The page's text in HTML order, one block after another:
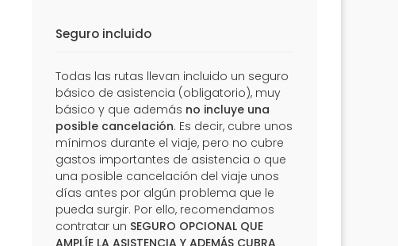
Seguro incluido
Todas las rutas llevan incluido un seguro
básico de asistencia (obligatorio), muy
básico y que además no incluye una
posible cancelación. Es decir, cubre unos
mínimos durante el viaje, pero no cubre
gastos importantes de asistencia o que
una posible cancelación del viaje unos
días antes por algún problema que le
pueda surgir. Por ello, recomendamos
contratar un SEGURO OPCIONAL QUE
AMPLÍE LA ASISTENCIA Y ADEMÁS CUBRA